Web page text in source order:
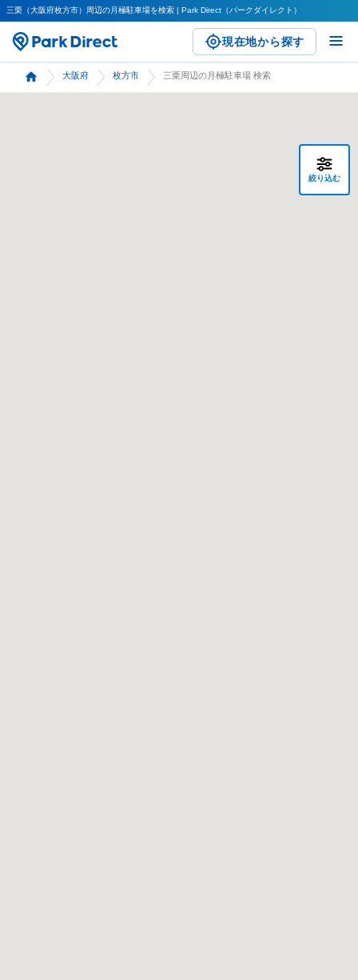
三栗（大阪府枚方市）周辺の月極駐車場を検索 | Park Direct（パークダイレクト）
現在地から探す
大阪府 枚方市 三栗周辺の月極駐車場 検索
絞り込む